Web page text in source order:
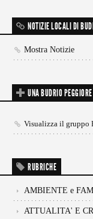
NOTIZIE LOCALI DI
Mostra Notizie
UNA BUDRIO
Visualizza il gruppo
RUBRICHE
AMBIENTE e
ATTUALITA' E